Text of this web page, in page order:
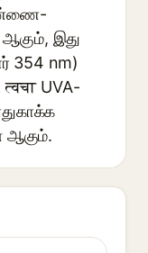
ஆகும், இது
354 nm)
UVA-
ஆகும்.